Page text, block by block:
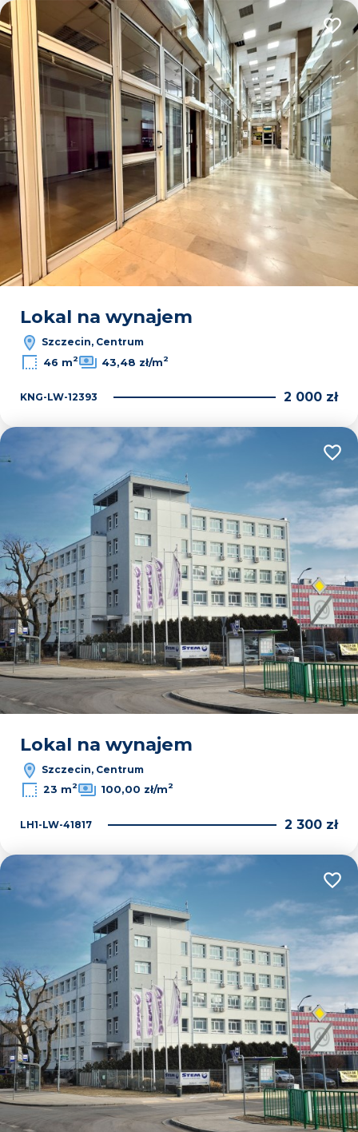
Lokal na wynajem
Szczecin, Centrum
46 m2 43,48 zł/m2
KNG-LW-12393 2 000 zł
Lokal na wynajem
Szczecin, Centrum
23 m2 100,00 zł/m2
LH1-LW-41817 2 300 zł